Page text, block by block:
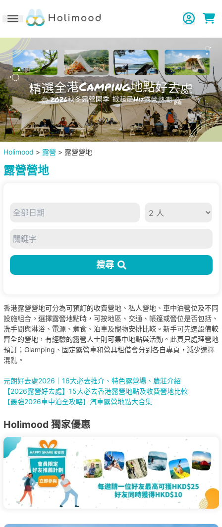
Toggle navigation
Holimood > 露營 > 露營營地
露營營地
搜尋
香港露營營地可分為可預訂的收費營地、私人營地、車中泊營位及不同
設施組合。選擇露營地點時，可按地區、交通、帳篷或營位是否包括、
洗手間與淋浴、電源、煮食、泊車及寵物安排比較。新手可先選設備較
齊全的營地，有經驗的露營人士則可集中地點與活動。此頁只處理營地
預訂；Glamping、固定露營車和營具租借會分到各自專頁，減少選擇
混亂。
元朗好去處2026｜16大必去推介、特色露營場、農莊介紹
【2026露營好去處】15大必去香港露營地點及收費營地比較
【最強2026車中泊全攻略】汽車露營地點大合集
Holimood 獨家優惠